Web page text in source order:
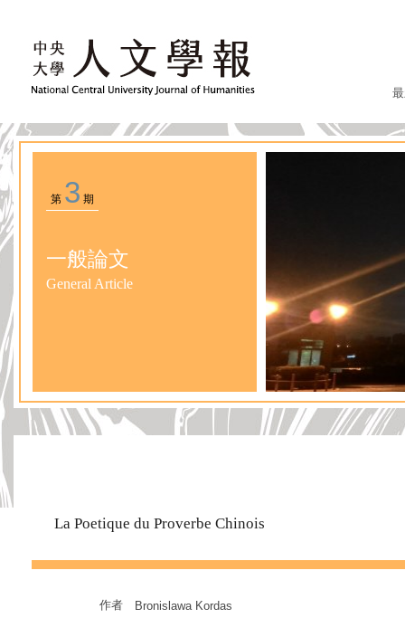
第 3期
一般論文
General Article
La Poetique du Proverbe Chinois
作者
Bronislawa Kordas